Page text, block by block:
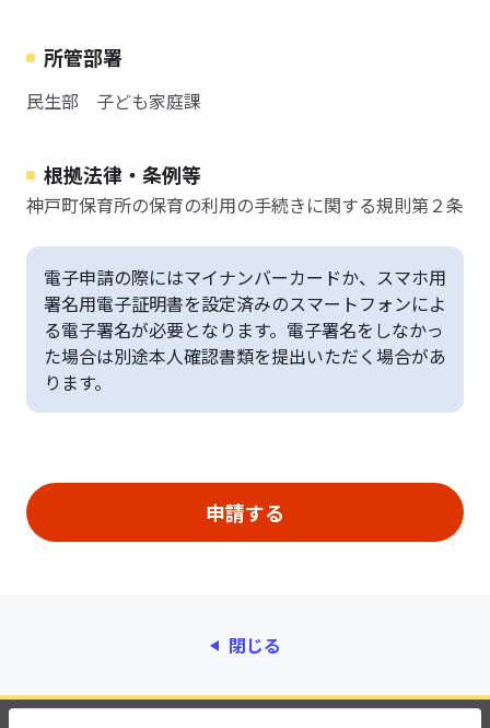
所管部署
民生部 子ども家庭課
根拠法律・条例等
神戸町保育所の保育の利用の手続きに関する規則第２条
電子申請の際にはマイナンバーカードか、スマホ用
署名用電子証明書を設定済みのスマートフォンによ
る電子署名が必要となります。電子署名をしなかっ
た場合は別途本人確認書類を提出いただく場合があ
ります。
閉じる